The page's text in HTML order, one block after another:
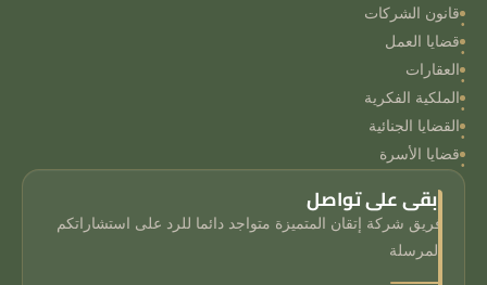
قانون الشركات
قضايا العمل
العقارات
الملكية الفكرية
القضايا الجنائية
قضايا الأسرة
ابقى على تواصل
فريق شركة إتقان المتميزة متواجد دائما للرد على استشاراتكم
المرسلة